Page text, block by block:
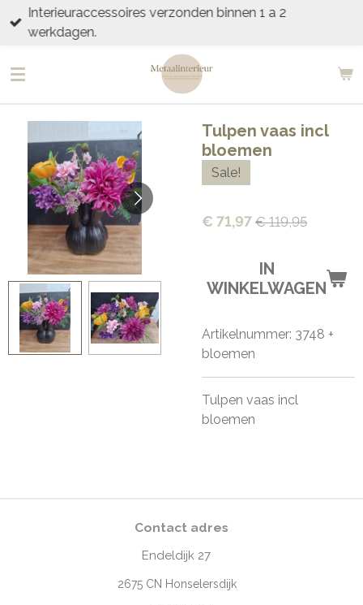
Ga
direct
de
Interieuraccessoires verzonden binnen 1 a 2
werkdagen.
Tulpen vaas incl
bloemen
Sale!
€ 71,97 € 119,95
IN
WINKELWAGEN
Artikelnummer: 3748 +
bloemen
Tulpen vaas incl
bloemen
Contact adres
Endeldijk 27
2675 CN Honselersdijk